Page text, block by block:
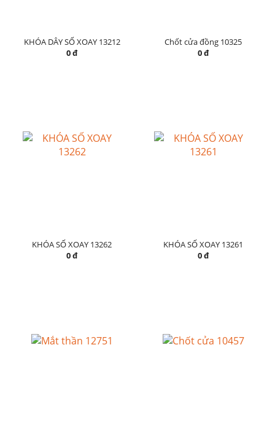
KHÓA DÂY SỐ XOAY 13212
0 đ
Chốt cửa đồng 10325
0 đ
KHÓA SỐ XOAY 13262
0 đ
KHÓA SỐ XOAY 13261
0 đ